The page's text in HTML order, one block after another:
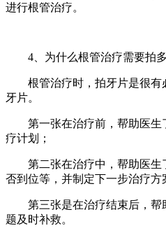
进行根管治疗。
4、为什么根管治疗需要拍多
根管治疗时，拍牙片是很有
牙片。
第一张在治疗前，帮助医生
疗计划；
第二张在治疗中，帮助医生
否到位等，并制定下一步治疗方
第三张是在治疗结束后，帮
题及时补救。